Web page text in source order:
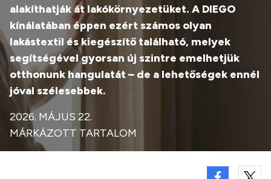
alakíthatják át lakókörnyezetüket. A DIEGO
kínálatában éppen ezért számos olyan
lakástextil és kiegészítő található, melyek
segítségével gyorsan új szintre emelhetjük
otthonunk hangulatát – de a lehetőségek ennél
jóval szélesebbek.
2026. MÁJUS 22.
MÁRKÁZOTT TARTALOM